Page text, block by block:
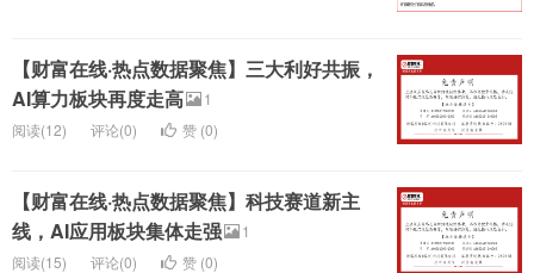
【财富在线·热点数据聚焦】三大利好共振，
AI算力板块再度走高
1
阅读(12)
评论(0) 赞 (0)
【财富在线·热点数据聚焦】科技赛道新主
线，AI应用板块集体走强
1
阅读(15)
评论(0) 赞 (0)